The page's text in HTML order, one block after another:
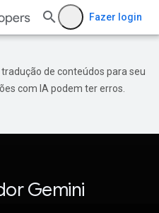
Fazer login
de conteúdos para seu
com IA podem ter erros.
Gemini